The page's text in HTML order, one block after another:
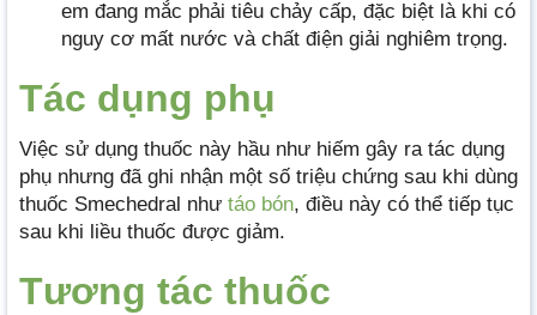
em đang mắc phải tiêu chảy cấp, đặc biệt là khi có
nguy cơ mất nước và chất điện giải nghiêm trọng.
Tác dụng phụ
Việc sử dụng thuốc này hầu như hiếm gây ra tác dụng
phụ nhưng đã ghi nhận một số triệu chứng sau khi dùng
thuốc Smechedral như táo bón, điều này có thể tiếp tục
sau khi liều thuốc được giảm.
Tương tác thuốc